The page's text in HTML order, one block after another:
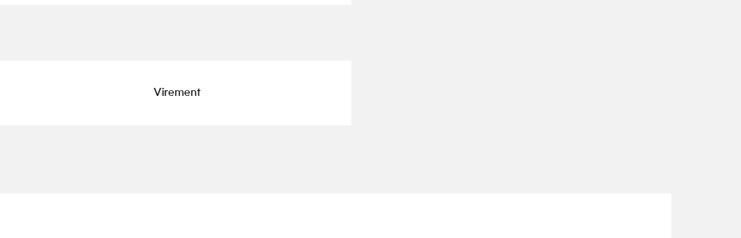
Virement